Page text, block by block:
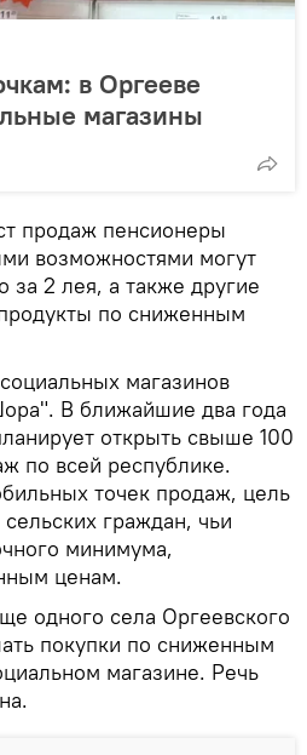
в Оргееве
магазины
продаж пенсионеры
возможностями могут
за 2 лея, а также другие
по сниженным
магазинов
В ближайшие два года
открыть свыше 100
по всей республике.
точек продаж, цель
граждан, чьи
минимума,
ценам.
одного села Оргеевского
покупки по сниженным
магазине. Речь